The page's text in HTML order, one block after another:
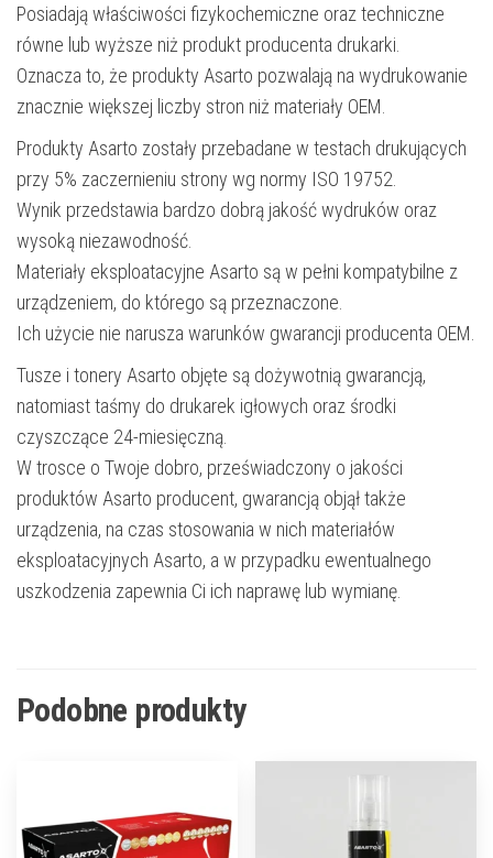
Posiadają właściwości fizykochemiczne oraz techniczne
równe lub wyższe niż produkt producenta drukarki.
Oznacza to, że produkty Asarto pozwalają na wydrukowanie
znacznie większej liczby stron niż materiały OEM.
Produkty Asarto zostały przebadane w testach drukujących
przy 5% zaczernieniu strony wg normy ISO 19752.
Wynik przedstawia bardzo dobrą jakość wydruków oraz
wysoką niezawodność.
Materiały eksploatacyjne Asarto są w pełni kompatybilne z
urządzeniem, do którego są przeznaczone.
Ich użycie nie narusza warunków gwarancji producenta OEM.
Tusze i tonery Asarto objęte są dożywotnią gwarancją,
natomiast taśmy do drukarek igłowych oraz środki
czyszczące 24-miesięczną.
W trosce o Twoje dobro, przeświadczony o jakości
produktów Asarto producent, gwarancją objął także
urządzenia, na czas stosowania w nich materiałów
eksploatacyjnych Asarto, a w przypadku ewentualnego
uszkodzenia zapewnia Ci ich naprawę lub wymianę.
Podobne produkty